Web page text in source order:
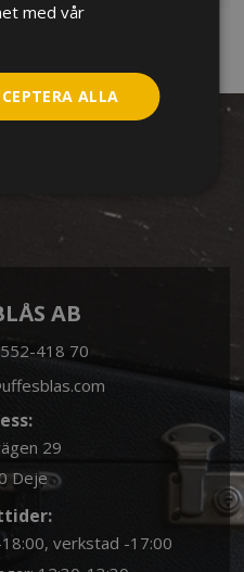
dina valda kategorier
AB
418 70
29
Deje
verkstad -17:00
med vår
ALLA